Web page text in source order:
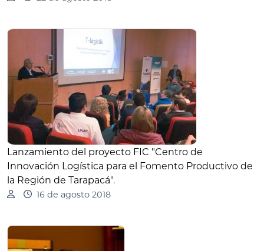
Lanzamiento del proyecto FIC "Centro de
Innovación Logística para el Fomento Productivo de
la Región de Tarapacá".
16 de agosto 2018